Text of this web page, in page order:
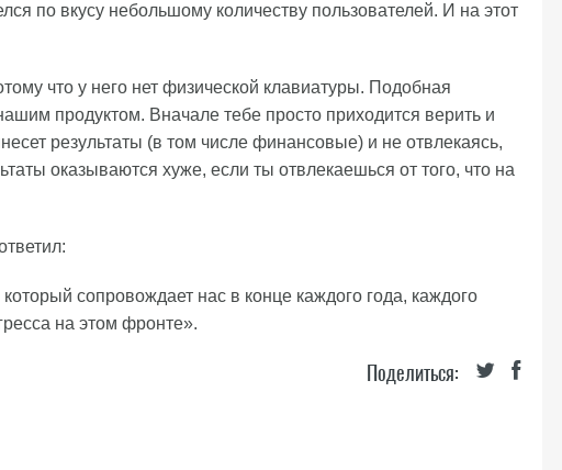
по вкусу небольшому количеству пользователей. И на этот
что у него нет физической клавиатуры. Подобная
продуктом. Вначале тебе просто приходится верить и
результаты (в том числе финансовые) и не отвлекаясь,
оказываются хуже, если ты отвлекаешься от того, что на
сопровождает нас в конце каждого года, каждого
на этом фронте».
Поделиться: